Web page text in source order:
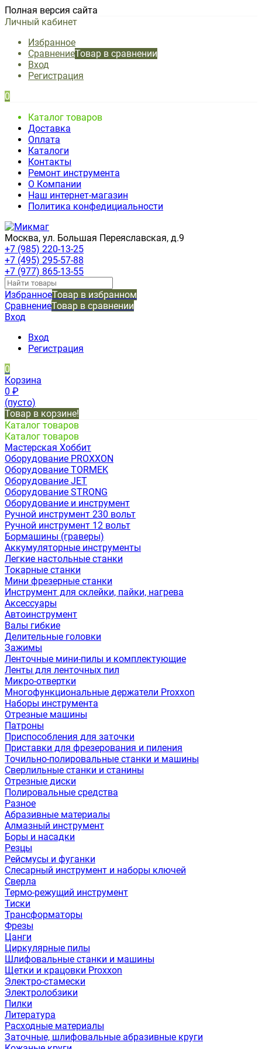
Полная версия сайта
Личный кабинет
Избранное
СравнениеТовар в сравнении
Вход
Регистрация
0
Каталог товаров
Доставка
Оплата
Каталоги
Контакты
Ремонт инструмента
О Компании
Наш интернет-магазин
Политика конфедициальности
Москва, ул. Большая Переяславская, д.9
+7 (985) 220-13-25
+7 (495) 295-57-88
+7 (977) 865-13-55
ИзбранноеТовар в избранном
СравнениеТовар в сравнении
Вход
Вход
Регистрация
0
Корзина
0 ₽
(пусто)
Товар в корзине!
Каталог товаров
Каталог товаров
Мастерская Хоббит
Оборудование PROXXON
Оборудование TORMEK
Оборудование JET
Оборудование STRONG
Оборудование и инструмент
Ручной инструмент 230 вольт
Ручной инструмент 12 вольт
Бормашины (граверы)
Аккумуляторные инструменты
Легкие настольные станки
Токарные станки
Мини фрезерные станки
Инструмент для склейки, пайки, нагрева
Аксессуары
Автоинструмент
Валы гибкие
Делительные головки
Зажимы
Ленточные мини-пилы и комплектующие
Ленты для ленточных пил
Микро-отвертки
Многофункциональные держатели Proxxon
Наборы инструмента
Отрезные машины
Патроны
Приспособления для заточки
Приставки для фрезерования и пиления
Точильно-полировальные станки и машины
Сверлильные станки и станины
Отрезные диски
Полировальные средства
Разное
Абразивные материалы
Алмазный инструмент
Боры и насадки
Резцы
Рейсмусы и фуганки
Слесарный инструмент и наборы ключей
Сверла
Термо-режущий инструмент
Тиски
Трансформаторы
Фрезы
Цанги
Циркулярные пилы
Шлифовальные станки и машины
Щетки и крацовки Proxxon
Электро-стамески
Электролобзики
Пилки
Литература
Расходные материалы
Заточные, шлифовальные абразивные круги